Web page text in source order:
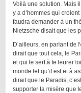
Voilà une solution. Mais
y a d’hommes qui croient
faudra demander à un
Nietzsche disait que les
D’ailleurs, en parlant de
dirait que tout cela, le
et qui te sert à te leurer
monde tel qu’il est et à
dirait que le Paradis,
supporter la misère que